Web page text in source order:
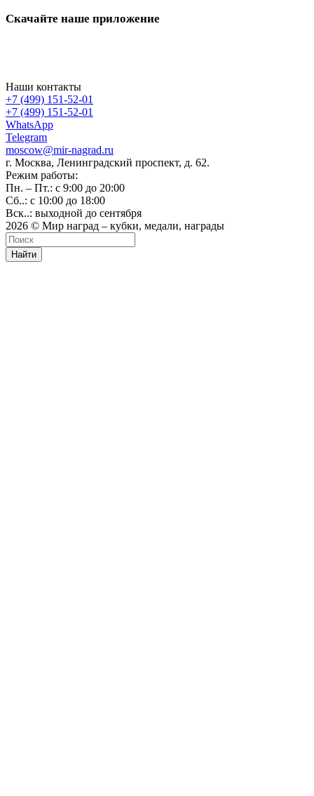
Скачайте наше приложение
Наши контакты
+7 (499) 151-52-01
+7 (499) 151-52-01
WhatsApp
Telegram
moscow@mir-nagrad.ru
г. Москва, Ленинградский проспект, д. 62.
Режим работы:
Пн. – Пт.: с 9:00 до 20:00
Сб..: с 10:00 до 18:00
Вск..: выходной до сентября
2026 © Мир наград – кубки, медали, награды
Найти